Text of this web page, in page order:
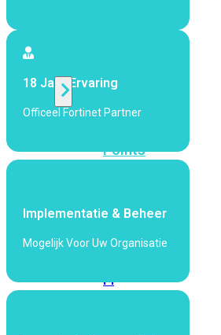
Alle
Points
Fi
Fi
18 Jaar Ervaring
Officeel Fortinet Partner
Implementatie & Beheer
Mogelijk Voor Uw Organisatie